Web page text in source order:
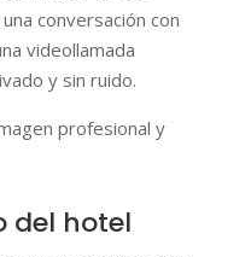
conversación con
videollamada
y sin ruido.
profesional y
del hotel